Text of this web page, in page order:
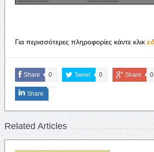
Για περισσότερες πληροφορίες κάντε κλικ
Share 0 Tweet 0 Share 0
Share
Related Articles